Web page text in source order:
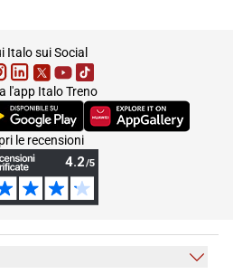
Italo sui Social
l'app Italo Treno
scheda)
apre in una nuova scheda)
(Si apre in una nuova
le recensioni